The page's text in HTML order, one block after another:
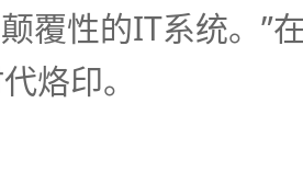
覆性的IT系统。”
烙印。